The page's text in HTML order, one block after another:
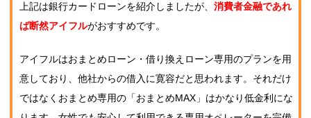
上記は銀行カードローンを紹介しましたが、 消費者金融であれ
ば断然アイフルがおすすめです。
アイフルはおまとめローン・借り換えローン専用のプランを用
意しており、他社からの借入に寛容だと思われます。それだけ
ではなくおまとめ専用の「おまとめMAX」はかなり低金利にな